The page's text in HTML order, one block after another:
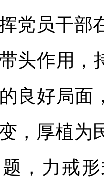
党员干部
头作用，
良好局面
，厚植为
，力戒